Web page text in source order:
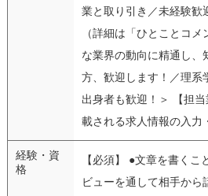
業と取り引き／未経験
（詳細は「ひとことコ
な業界の動向に精通し、
方、歓迎します！／理系
出身者も歓迎！＞ 【担
載される求人情報の入力
経験・資
格
【必須】 ●文章を書く
ビューを通して相手か